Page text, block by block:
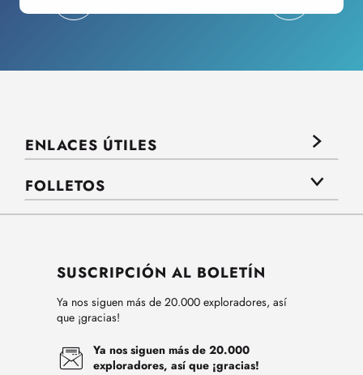
ENLACES ÚTILES
FOLLETOS
SUSCRIPCIÓN AL BOLETÍN
Ya nos siguen más de 20.000 exploradores, así
que ¡gracias!
Ya nos siguen más de 20.000
exploradores, así que ¡gracias!